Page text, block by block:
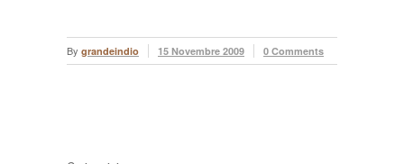
By grandeindio 15 Novembre 2009 0 Comments